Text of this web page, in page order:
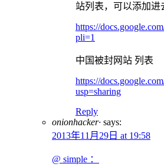
站列表，可以添加进
https://
pli=1
中国被封网站 列表
https://
usp=sharing
Reply
onionhacker· says:
2013年11月29日 at 19:58
@ simple ：